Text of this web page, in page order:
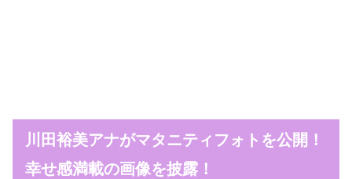
川田裕美アナがマタニティフォトを公開！
幸せ感満載の画像を披露！